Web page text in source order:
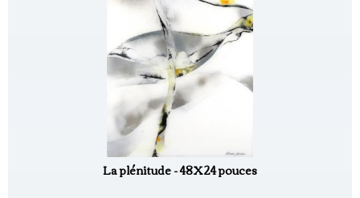
La plénitude - 48X24 pouces